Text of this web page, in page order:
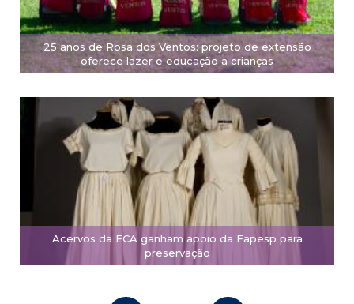
25 anos de Rosa dos Ventos: projeto de extensão
oferece lazer e educação a crianças
Acervos da ECA ganham apoio da Fapesp para
preservação